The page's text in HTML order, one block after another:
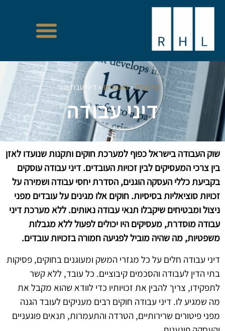
דף הבית»מאמרים» דיני עבודה
דיני עבודה
שוק העבודה בישראל כפוף למערכת חוקים ותקנות שנועדו לאזן
בין צרכי המעסיקים לבין זכויות העובדים. דיני עבודה עוסקים
בקביעת כללי העסקה הוגנים, הסדרת יחסי עבודה ושמירה על
זכויות סוציאליות בסיסיות. חוקים אלו מגינים על עובדים מפני
ניצול ומבטיחים שיקבלו תנאי עבודה נאותים. ללא מערכת דיני
עבודה מוסדרת, מעסיקים היו יכולים לפעול ללא מגבלות
משפטיות, מה שהיה מוביל לפגיעה חמורה בזכויות עובדים.
דיני עבודה חלים על כל מגזרי המשק ומעוגנים בחוקים, פסיקות
בתי הדין לעבודה והסכמים קיבוציים. כל עובד, ללא קשר
לתפקידו, צריך להבין את זכויותיו כדי לוודא שהוא מקבל את
מה שמגיע לו. דיני עבודה חוקים רבים מעניקים לעובד הגנה
מפני פיטורים שרירותיים, הטרדה והתעמרות, תנאים פוגעניים